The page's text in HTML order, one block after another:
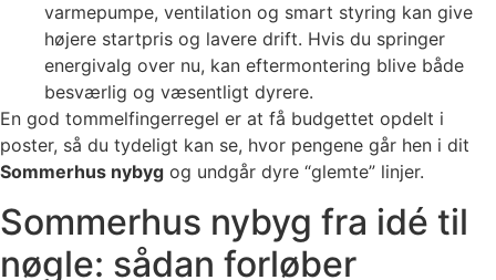
varmepumpe, ventilation og smart styring kan give
højere startpris og lavere drift. Hvis du springer
energivalg over nu, kan eftermontering blive både
besværlig og væsentligt dyrere.
En god tommelfingerregel er at få budgettet opdelt i
poster, så du tydeligt kan se, hvor pengene går hen i dit
Sommerhus nybyg og undgår dyre “glemte” linjer.
Sommerhus nybyg fra idé til
nøgle: sådan forløber